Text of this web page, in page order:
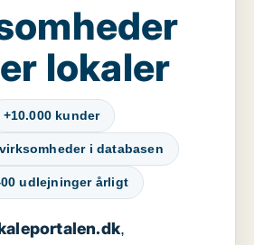
lokaler
+10.000 kunder
i databasen
udlejninger årligt
,